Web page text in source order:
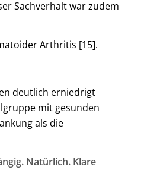
Sachverhalt war zudem
Arthritis [15].
deutlich erniedrigt
mit gesunden
als die
Natürlich. Klare